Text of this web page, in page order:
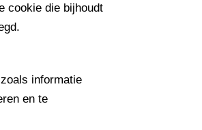
cookie die bijhoudt
informatie
en te